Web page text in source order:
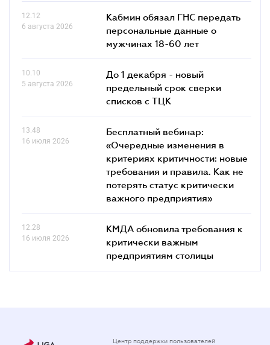
12.12
6 августа 2026
Кабмин обязал ГНС передать
персональные данные о
мужчинах 18-60 лет
10.10
5 августа 2026
До 1 декабря - новый
предельный срок сверки
списков c ТЦК
13.48
16 июля 2026
Бесплатный вебинар:
«Очередные изменения в
критериях критичности: новые
требования и правила. Как не
потерять статус критически
важного предприятия»
12.28
16 июля 2026
КМДА обновила требования к
критически важным
предприятиям столицы
Центр поддержки пользователей